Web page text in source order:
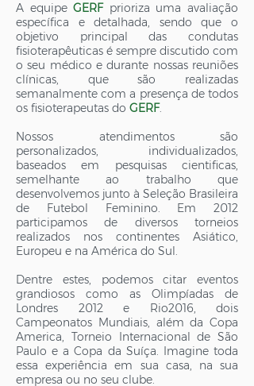
A equipeGERFprioriza uma avaliação
específica e detalhada, sendo que o
objetivo principal das condutas
fisioterapêuticas é sempre discutido com
o seu médico e durante nossas reuniões
clínicas, que são realizadas
semanalmente com a presença de todos
os fisioterapeutas do GERF.
Nossos atendimentos são
personalizados, individualizados,
baseados em pesquisas cientificas,
semelhante ao trabalho que
desenvolvemos junto à Seleção Brasileira
de Futebol Feminino. Em 2012
participamos de diversos torneios
realizados nos continentes Asiático,
Europeu e na América do Sul.
Dentre estes, podemos citar eventos
grandiosos como as Olimpíadas de
Londres 2012 e Rio2016, dois
Campeonatos Mundiais, além da Copa
America, Torneio Internacional de São
Paulo e a Copa da Suíça. Imagine toda
essa experiência em sua casa, na sua
empresa ou no seu clube.